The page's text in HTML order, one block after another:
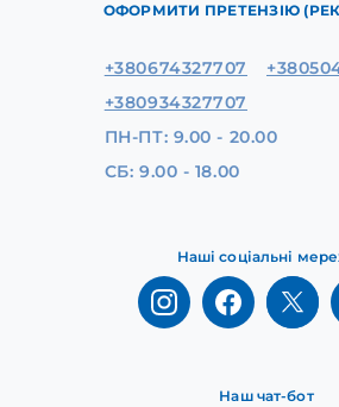
ОФОРМИТИ ПРЕТЕНЗІЮ
Наш чат-бот
Наші соціальні
+380674327707
+380934327707
ПН-ПТ: 9.00 - 20.00
СБ: 9.00 - 18.00